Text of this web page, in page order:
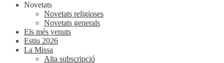
Novetats
Novetats religioses
Novetats generals
Els més venuts
Estiu 2026
La Missa
Alta subscripció